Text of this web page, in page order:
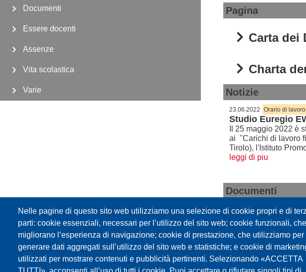
Nelle pagine di questo sito web utilizziamo una selezione di cookie propri e di
parti: cookie essenziali, necessari per l’utilizzo del sito web; cookie funzionali, che
migliorano l’esperienza di navigazione; cookie di prestazione, che utilizziamo per
generare dati aggregati sull’utilizzo del sito web e statistiche; e cookie di
utilizzati per mostrare contenuti e pubblicità pertinenti. Selezionando «ACCETTA
Pagina
Carta dei
Charta
Notizie
23.06.2022 Orario di lavoro
Studio Euregio
Il 25 maggio 2022 è
ai "Carichi di lavoro
Tirolo), l'Istituto
leggi di piu
Documenti
Carta dei
Documenti
Essere docenti
Assenze
Vita scolastica
Varie
Impressum Web-Seite:Cookies PrivacyFLC /GBW Federazione Lavoratori della Conoscenza Alto